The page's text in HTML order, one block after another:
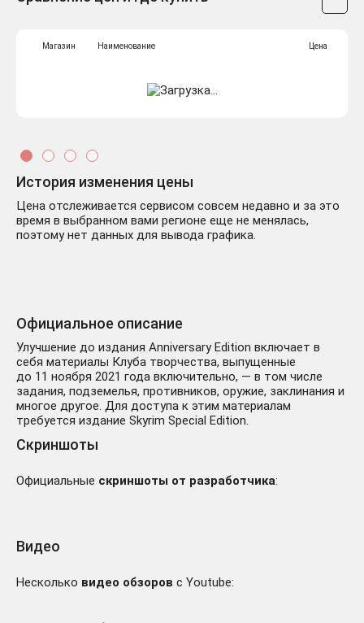
Магазин Наименование Цена
История изменения цены
Цена отслеживается сервисом совсем недавно и за это
время в выбранном вами регионе еще не менялась,
поэтому нет данных для вывода графика.
Официальное описание
Улучшение до издания Anniversary Edition включает в
себя материалы Клуба творчества, выпущенные
до 11 ноября 2021 года включительно, — в том числе
задания, подземелья, противников, оружие, заклинания и
многое другое. Для доступа к этим материалам
требуется издание Skyrim Special Edition.
Скриншоты
Официальные скриншоты от разработчика:
Видео
Несколько видео обзоров с Youtube: